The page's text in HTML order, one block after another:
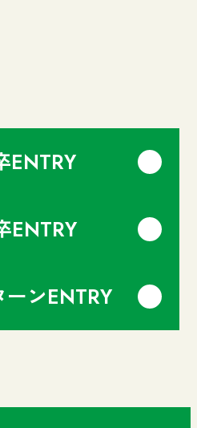
ENTRY
ENTRY
ーンENTRY